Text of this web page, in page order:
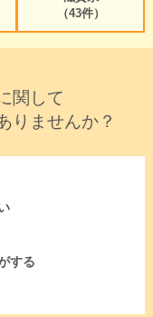
（43件）
関して
りませんか？
する